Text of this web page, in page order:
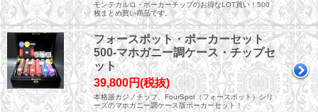
モンテカルロ・ポーカーチップのお得なLOT買い！500
枚まとめ買い商品です。
フォースポット・ポーカーセット
500-マホガニー調ケース・チップセ
ット
39,800円(税抜)
本格派カジノチップ、FourSpot（フォースポット）シリ
ーズのマホガニー調ケース版ポーカーセット！